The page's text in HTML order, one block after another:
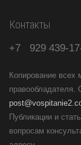
Контакты
+7 929 439-
Копирование всех
правообладателя.
Публикации и
вопросам